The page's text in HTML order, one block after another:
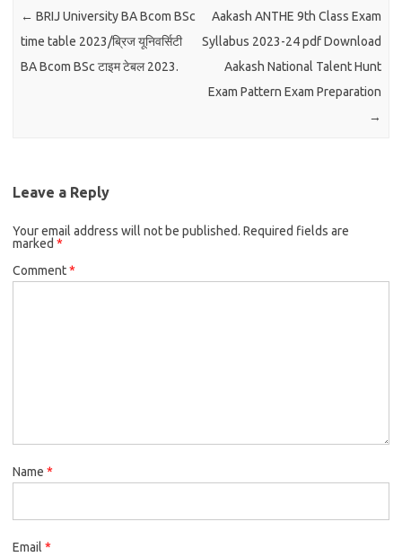
← BRIJ University BA Bcom BSc
time table 2023/ब्रिज यूनिवर्सिटी
BA Bcom BSc टाइम टेबल 2023.
Aakash ANTHE 9th Class Exam
Syllabus 2023-24 pdf Download
Aakash National Talent Hunt
Exam Pattern Exam Preparation
→
Leave a Reply
Your email address will not be published. Required fields are
marked *
Comment*
Name *
Email *